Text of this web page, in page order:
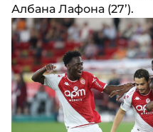
Албана Лафона (27’).